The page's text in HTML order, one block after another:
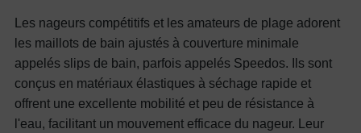
Les nageurs compétitifs et les amateurs de plage adorent
les maillots de bain ajustés à couverture minimale
appelés slips de bain, parfois appelés Speedos. Ils sont
conçus en matériaux élastiques à séchage rapide et
offrent une excellente mobilité et peu de résistance à
l'eau, facilitant un mouvement efficace du nageur. Leur